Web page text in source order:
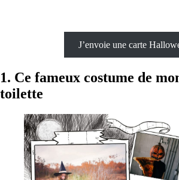
J’envoie une carte
1. Ce fameux costume de
toilette